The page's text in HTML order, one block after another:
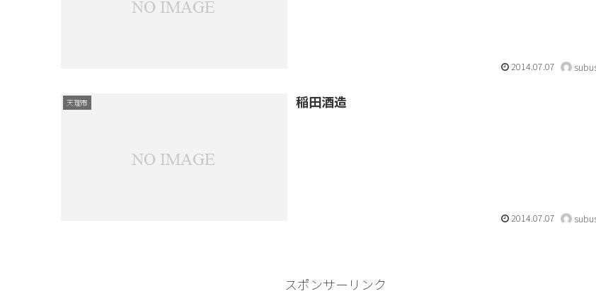
2014.07.07
天理市 稲田酒造
2014.07.07
スポンサーリンク